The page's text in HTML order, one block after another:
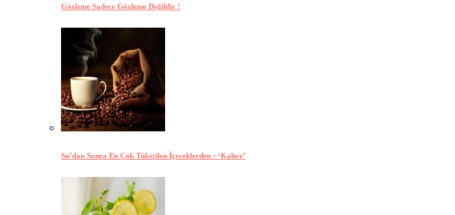
Gözleme Sadece Gözleme Değildir !
Su’dan Sonra En Çok Tüketilen İçeceklerden : ‘Kahve’